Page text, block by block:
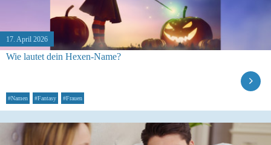
17. April 2026
Wie lautet dein Hexen-Name?
#Namen #Fantasy #Frauen